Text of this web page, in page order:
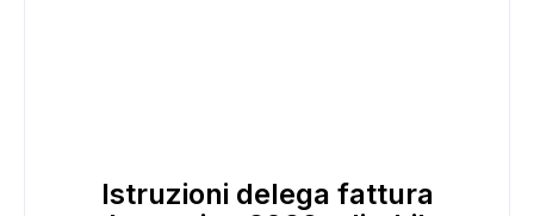
Istruzioni delega fattura